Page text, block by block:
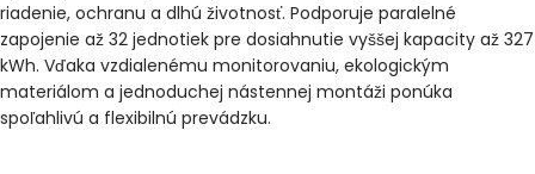
riadenie, ochranu a dlhú životnosť. Podporuje paralelné
zapojenie až 32 jednotiek pre dosiahnutie vyššej kapacity až 327
kWh. Vďaka vzdialenému monitorovaniu, ekologickým
materiálom a jednoduchej nástennej montáži ponúka
spoľahlivú a flexibilnú prevádzku.